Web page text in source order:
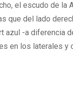
el escudo de la
que del lado
azul -a diferencia
en los laterales y